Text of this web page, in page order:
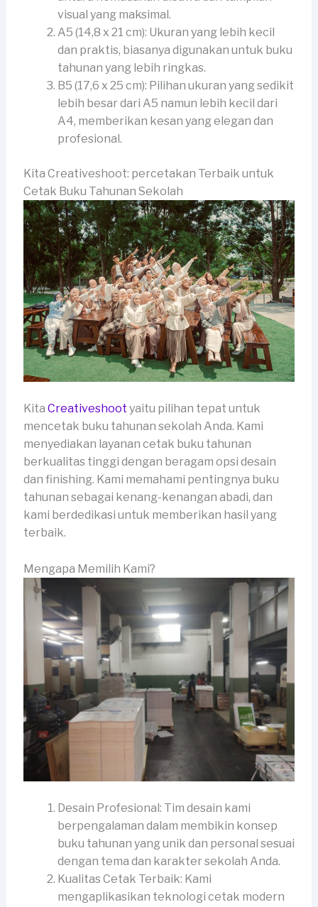
visual yang maksimal.
A5 (14,8 x 21 cm): Ukuran yang lebih kecil
dan praktis, biasanya digunakan untuk buku
tahunan yang lebih ringkas.
B5 (17,6 x 25 cm): Pilihan ukuran yang sedikit
lebih besar dari A5 namun lebih kecil dari
A4, memberikan kesan yang elegan dan
profesional.
Kita Creativeshoot: percetakan Terbaik untuk
Cetak Buku Tahunan Sekolah
Kita Creativeshoot yaitu pilihan tepat untuk
mencetak buku tahunan sekolah Anda. Kami
menyediakan layanan cetak buku tahunan
berkualitas tinggi dengan beragam opsi desain
dan finishing. Kami memahami pentingnya buku
tahunan sebagai kenang-kenangan abadi, dan
kami berdedikasi untuk memberikan hasil yang
terbaik.
Mengapa Memilih Kami?
Desain Profesional: Tim desain kami
berpengalaman dalam membikin konsep
buku tahunan yang unik dan personal sesuai
dengan tema dan karakter sekolah Anda.
Kualitas Cetak Terbaik: Kami
mengaplikasikan teknologi cetak modern